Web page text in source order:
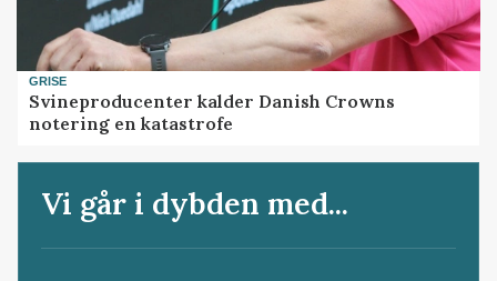
GRISE
Svineproducenter kalder Danish Crowns
notering en katastrofe
Vi går i dybden med...